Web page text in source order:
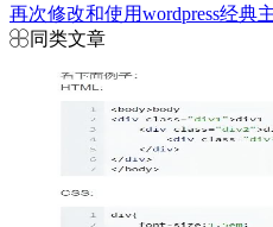
再次修改和使用wordpress经典
同类文章